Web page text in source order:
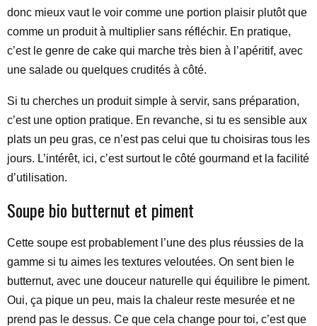
donc mieux vaut le voir comme une portion plaisir plutôt que
comme un produit à multiplier sans réfléchir. En pratique,
c’est le genre de cake qui marche très bien à l’apéritif, avec
une salade ou quelques crudités à côté.
Si tu cherches un produit simple à servir, sans préparation,
c’est une option pratique. En revanche, si tu es sensible aux
plats un peu gras, ce n’est pas celui que tu choisiras tous les
jours. L’intérêt, ici, c’est surtout le côté gourmand et la facilité
d’utilisation.
Soupe bio butternut et piment
Cette soupe est probablement l’une des plus réussies de la
gamme si tu aimes les textures veloutées. On sent bien le
butternut, avec une douceur naturelle qui équilibre le piment.
Oui, ça pique un peu, mais la chaleur reste mesurée et ne
prend pas le dessus. Ce que cela change pour toi, c’est que